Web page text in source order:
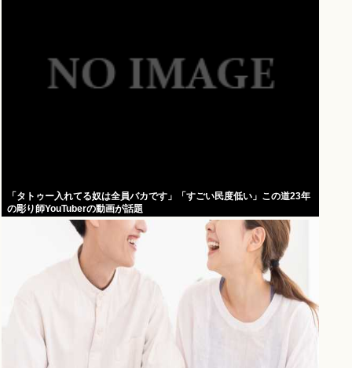
「タトゥー入れてる奴は全員バカです」「すごい民度低い」この道23年
の彫り師YouTuberの動画が話題